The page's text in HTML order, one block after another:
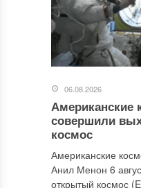
06.08.2026
Американские
совершили
космос
Американские
Анил Менон 6
открытый космос